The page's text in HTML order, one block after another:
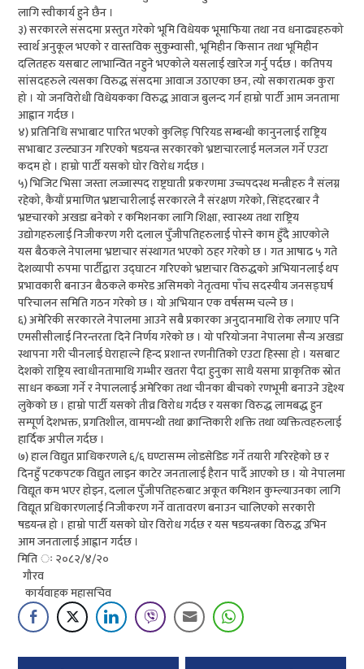
लागि स्वीकार्य हुने छैन ।
३) सरकारले संसदमा प्रस्तुत गरेको भूमि विधेयक भूमाफिया तथा नव धनाढ्यहरुको
स्वार्थ अनुकूल भएको र वास्तविक सुकुम्वासी, भूमिहीन किसान तथा भूमिहीन
दलितहरु यसबाट लाभान्वित नहुने भएकोले यसलाई खारेज गर्नु पर्दछ । कतिपय
सांसदहरुले त्यसका विरुद्ध संसदमा आवाज उठाएका छन, त्यो सकारात्मक कुरा
हो । यो जनविरोधी विधेयकका विरुद्ध आवाज बुलन्द गर्न हाम्रो पार्टी आम जनतामा
आह्वान गर्दछ ।
४) प्रतिनिधि सभाबाट पारित भएको कुलिङ् पिरियड सम्बन्धी कानुनलाई राष्ट्रिय
सभाबाट उल्ट्याउन गरिएको षडयन्त्र सरकारको भ्रष्टाचारलाई मलजल गर्ने एउटा
कदम हो । हाम्रो पार्टी यसको घोर विरोध गर्दछ ।
५) भिजिट भिसा जस्ता लज्जास्पद राष्ट्रघाती प्रकरणमा उच्चपदस्थ मन्त्रीहरु नै संलग्न
रहेको, कैयौं प्रमाणित भ्रष्टाचारीलाई सरकारले नै संरक्षण गरेको, सिंहदरबार नै
भ्रष्टचारको अखडा बनेको र कमिशनका लागि शिक्षा, स्वास्थ्य तथा राष्ट्रिय
उद्योगहरुलाई निजीकरण गरी दलाल पुँजीपतिहरुलाई पोस्ने काम हुँदै आएकोले
यस बैठकले नेपालमा भ्रष्टाचार संस्थागत भएको ठहर गरेको छ । गत आषाढ ५ गते
देशव्यापी रुपमा पार्टीद्वारा उद्घाटन गरिएको भ्रष्टाचार विरुद्धको अभियानलाई थप
प्रभावकारी बनाउन बैठकले कमरेड असिमको नेतृत्वमा पाँच सदस्यीय जनसङ्घर्ष
परिचालन समिति गठन गरेको छ । यो अभियान एक वर्षसम्म चल्ने छ ।
६) अमेरिकी सरकारले नेपालमा आउने सबै प्रकारका अनुदानमाथि रोक लगाए पनि
एमसीसीलाई निरन्तरता दिने निर्णय गरेको छ । यो परियोजना नेपालमा सैन्य अखडा
स्थापना गरी चीनलाई घेराहाल्ने हिन्द प्रशान्त रणनीतिको एउटा हिस्सा हो । यसबाट
देशको राष्ट्रिय स्वाधीनतामाथि गम्भीर खतरा पैदा हुनुका साथै यसमा प्राकृतिक स्रोत
साधन कब्जा गर्ने र नेपाललाई अमेरिका तथा चीनका बीचको रणभूमी बनाउने उद्देश्य
लुकेको छ । हाम्रो पार्टी यसको तीव्र विरोध गर्दछ र यसका विरुद्ध लामबद्ध हुन
सम्पूर्ण देशभक्त, प्रगतिशील, वामपन्थी तथा क्रान्तिकारी शक्ति तथा व्यक्तित्वहरुलाई
हार्दिक अपील गर्दछ ।
७) हाल विद्युत प्राधिकरणले ६/६ घण्टासम्म लोडसेडिङ गर्ने तयारी गरिरहेको छ र
दिनहुँ पटकपटक विद्युत लाइन काटेर जनतालाई हैरान पार्दै आएको छ । यो नेपालमा
विद्यूत कम भएर होइन, दलाल पुँजीपतिहरुबाट अकूत कमिशन कुम्ल्याउनका लागि
विद्यूत प्रधिकारणलाई निजीकरण गर्ने वातावरण बनाउन चालिएको सरकारी
षडयन्त्र हो । हाम्रो पार्टी यसको घोर विरोध गर्दछ र यस षडयन्त्रका विरुद्ध उभिन
आम जनतालाई आह्वान गर्दछ ।
मिति ः २०८२/४/२०
गौरव
कार्यवाहक महासचिव